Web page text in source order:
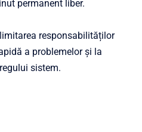
permanent liber.
responsabilităților
a problemelor și la
sistem.